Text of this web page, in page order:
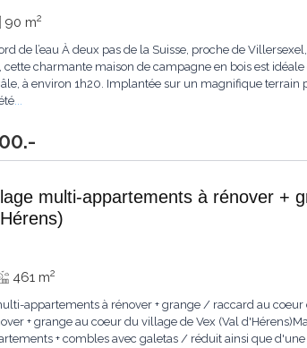
90 m2
de l’eau À deux pas de la Suisse, proche de
cette charmante maison de campagne en bois est
à environ 1h20. Implantée sur un magnifique
...
multi-appartements à rénover +
461 m2
appartements à rénover + grange / raccard au
+ grange au coeur du village de Vex (Val
+ combles avec galetas / réduit ainsi que